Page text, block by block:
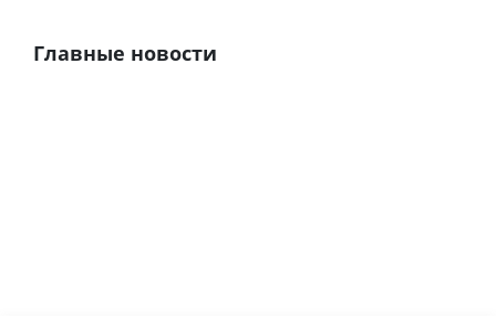
Главные новости